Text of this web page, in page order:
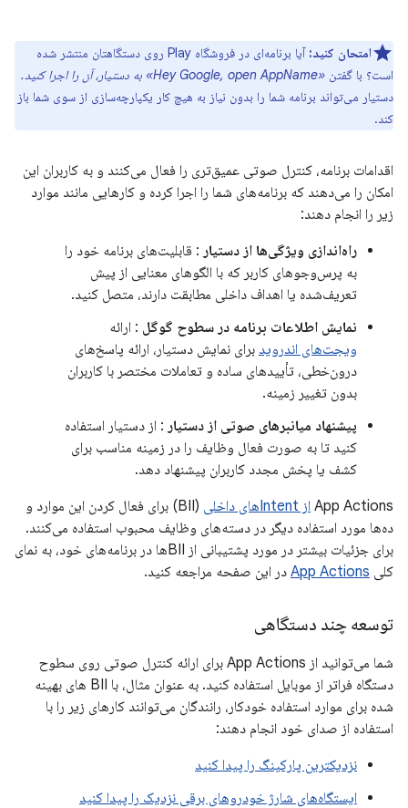
امتحان کنید:
آیا برنامه‌ای در فروشگاه Play روی دستگاهتان منتشر شده
است؟ با گفتن «Hey Google, open AppName» به دستیار، آن را اجرا کنید.
دستیار می‌تواند برنامه شما را بدون نیاز به هیچ کار یکپارچه‌سازی از سوی شما باز
کند.
اقدامات برنامه، کنترل صوتی عمیق‌تری را فعال می‌کنند و به کاربران این
امکان را می‌دهند که برنامه‌های شما را اجرا کرده و کارهایی مانند موارد
زیر را انجام دهند:
راه‌اندازی ویژگی‌ها از دستیار : قابلیت‌های برنامه خود را
به پرس‌وجوهای کاربر که با الگوهای معنایی از پیش
تعریف‌شده یا اهداف داخلی مطابقت دارند، متصل کنید.
نمایش اطلاعات برنامه در سطوح گوگل : ارائه
ویجت‌های اندروید برای نمایش دستیار، ارائه پاسخ‌های
درون‌خطی، تأییدهای ساده و تعاملات مختصر با کاربران
بدون تغییر زمینه.
پیشنهاد میانبرهای صوتی از دستیار : از دستیار استفاده
کنید تا به صورت فعال وظایف را در زمینه مناسب برای
کشف یا پخش مجدد کاربران پیشنهاد دهد.
App Actions از Intentهای داخلی
(BII) برای فعال کردن این موارد و
ده‌ها مورد استفاده دیگر در دسته‌های وظایف محبوب استفاده می‌کنند.
برای جزئیات بیشتر در مورد پشتیبانی از BIIها در برنامه‌های خود، به نمای
کلی App Actions در این صفحه مراجعه کنید.
توسعه چند دستگاهی
شما می‌توانید از App Actions برای ارائه کنترل صوتی روی سطوح
دستگاه فراتر از موبایل استفاده کنید. به عنوان مثال، با BII های بهینه
شده برای موارد استفاده خودکار، رانندگان می‌توانند کارهای زیر را با
استفاده از صدای خود انجام دهند:
نزدیکترین پارکینگ را پیدا کنید
ایستگاه‌های شارژ خودروهای برقی نزدیک را پیدا کنید